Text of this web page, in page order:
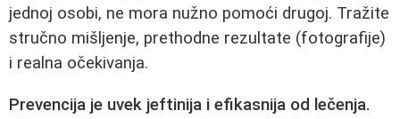
jednoj osobi, ne mora nužno pomoći drugoj. Tražite
stručno mišljenje, prethodne rezultate (fotografije)
i realna očekivanja.
Prevencija je uvek jeftinija i efikasnija od lečenja.